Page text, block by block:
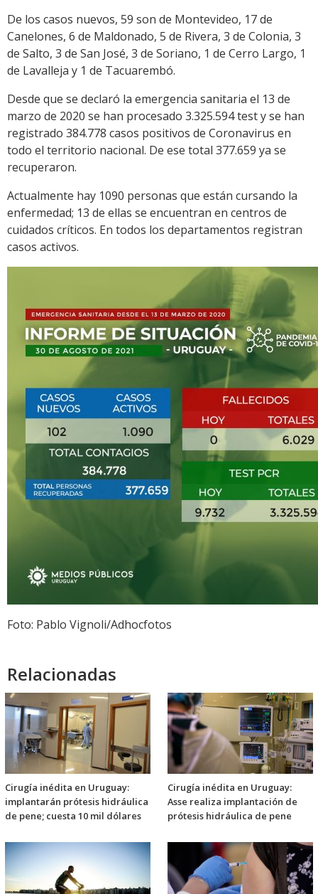
De los casos nuevos, 59 son de Montevideo, 17 de
Canelones, 6 de Maldonado, 5 de Rivera, 3 de Colonia, 3
de Salto, 3 de San José, 3 de Soriano, 1 de Cerro Largo, 1
de Lavalleja y 1 de Tacuarembó.
Desde que se declaró la emergencia sanitaria el 13 de
marzo de 2020 se han procesado 3.325.594 test y se han
registrado 384.778 casos positivos de Coronavirus en
todo el territorio nacional. De ese total 377.659 ya se
recuperaron.
Actualmente hay 1090 personas que están cursando la
enfermedad; 13 de ellas se encuentran en centros de
cuidados críticos. En todos los departamentos registran
casos activos.
Foto: Pablo Vignoli/Adhocfotos
Relacionadas
Cirugía inédita en Uruguay:
implantarán prótesis hidráulica
de pene; cuesta 10 mil dólares
Cirugía inédita en Uruguay:
Asse realiza implantación de
prótesis hidráulica de pene